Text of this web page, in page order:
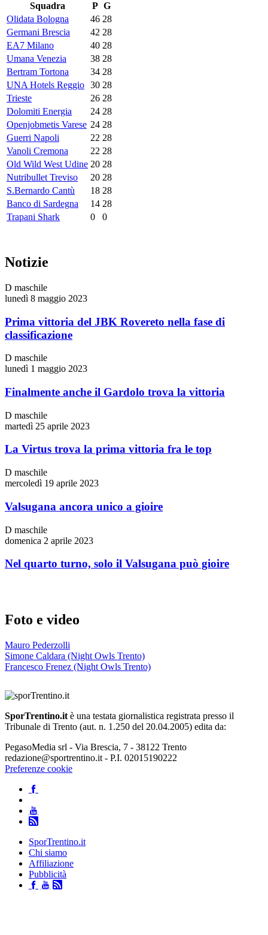
Squadra P G
Olidata Bologna
46 28
Germani Brescia
42 28
EA7 Milano
40 28
Umana Venezia
38 28
Bertram Tortona
34 28
UNA Hotels Reggio 30 28
Trieste
26 28
Dolomiti Energia
24 28
Openjobmetis Varese 24 28
Guerri Napoli
22 28
Vanoli Cremona
22 28
Old Wild West Udine 20 28
Nutribullet Treviso
20 28
S.Bernardo Cantù
18 28
Banco di Sardegna
14 28
Trapani Shark
0 0
Notizie
D maschile
lunedì 8 maggio 2023
Prima vittoria del JBK Rovereto nella fase di
classificazione
D maschile
lunedì 1 maggio 2023
Finalmente anche il Gardolo trova la vittoria
D maschile
martedì 25 aprile 2023
La Virtus trova la prima vittoria fra le top
D maschile
mercoledì 19 aprile 2023
Valsugana ancora unico a gioire
D maschile
domenica 2 aprile 2023
Nel quarto turno, solo il Valsugana può gioire
Foto e video
Mauro Pederzolli
Simone Caldara (Night Owls Trento)
Francesco Frenez (Night Owls Trento)
SporTrentino.it è una testata giornalistica registrata presso il
Tribunale di Trento (aut. n. 1.250 del 20.04.2005) edita da:
PegasoMedia srl - Via Brescia, 7 - 38122 Trento
redazione@sportrentino.it - P.I. 02015190222
Preferenze cookie
SporTrentino.it
Chi siamo
Affiliazione
Pubblicità